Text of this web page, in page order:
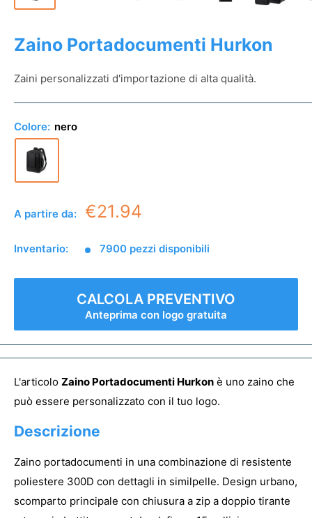
Zaino Portadocumenti Hurkon
Zaini personalizzati d'importazione di alta qualità.
Colore: nero
A partire da: €21.94
Inventario: 7900 pezzi disponibili
CALCOLA PREVENTIVO
Anteprima con logo gratuita
L'articolo Zaino Portadocumenti Hurkon è uno zaino che
può essere personalizzato con il tuo logo.
Descrizione
Zaino portadocumenti in una combinazione di resistente
poliestere 300D con dettagli in similpelle. Design urbano,
scomparto principale con chiusura a zip a doppio tirante